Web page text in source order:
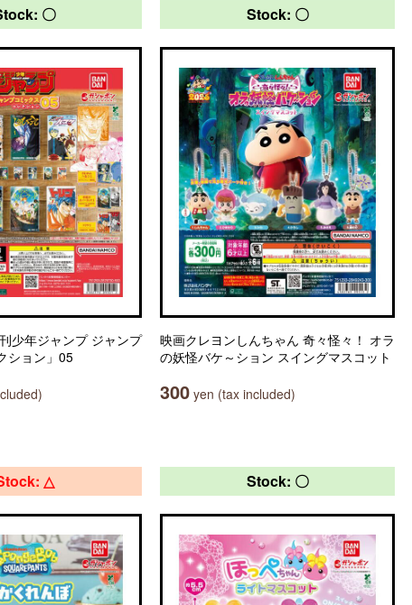
〇
少年ジャンプ ジャンプ
ション」05
Stock: 〇
映画クレヨンしんちゃん 奇々怪々！ オラ
の妖怪バケ～ション スイングマスコット
300 yen (tax included)
△ Stock: 〇